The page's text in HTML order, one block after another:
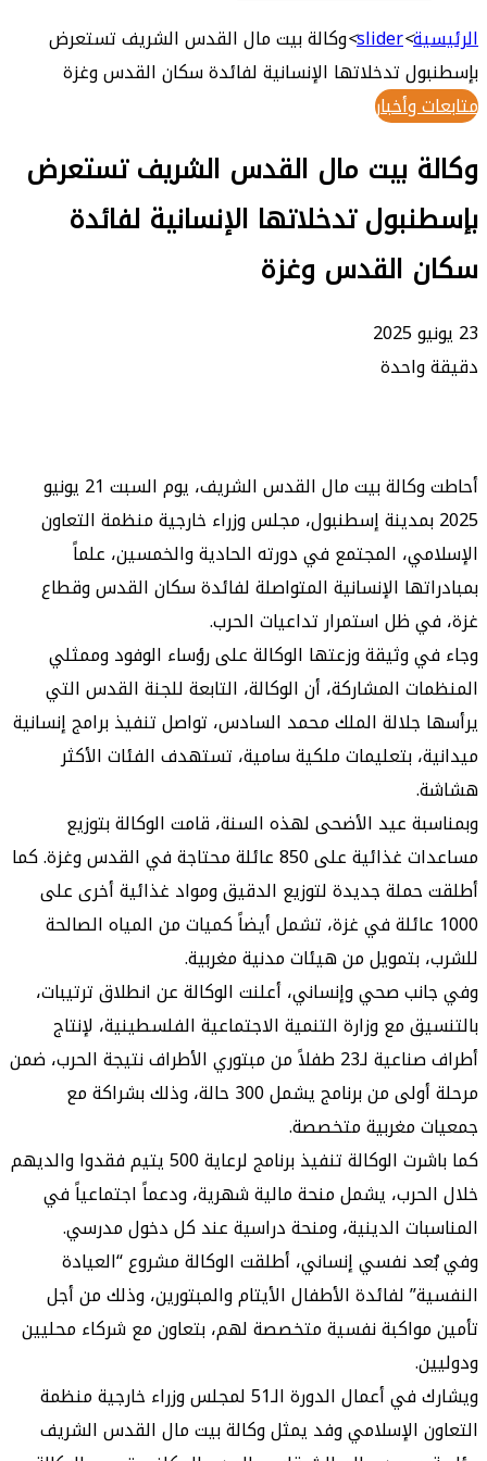
>
slider
>وكالة بيت مال القدس الشريف تستعرض
تدخلاتها الإنسانية لفائدة سكان القدس وغزة
بيت مال القدس الشريف تستعرض
تدخلاتها الإنسانية لفائدة
القدس وغزة
أحاطت وكالة بيت مال القدس الشريف، يوم السبت 21 يونيو
بمدينة إسطنبول، مجلس وزراء خارجية منظمة التعاون
المجتمع في دورته الحادية والخمسين، علماً
الإنسانية المتواصلة لفائدة سكان القدس وقطاع
ظل استمرار تداعيات الحرب.
وثيقة وزعتها الوكالة على رؤساء الوفود وممثلي
المشاركة، أن الوكالة، التابعة للجنة القدس التي
الملك محمد السادس، تواصل تنفيذ برامج إنسانية
بتعليمات ملكية سامية، تستهدف الفئات الأكثر
عيد الأضحى لهذه السنة، قامت الوكالة بتوزيع
مساعدات غذائية على 850 عائلة محتاجة في القدس وغزة. كما
جديدة لتوزيع الدقيق ومواد غذائية أخرى على
عائلة في غزة، تشمل أيضاً كميات من المياه الصالحة
من هيئات مدنية مغربية.
صحي وإنساني، أعلنت الوكالة عن انطلاق ترتيبات،
مع وزارة التنمية الاجتماعية الفلسطينية، لإنتاج
أطراف صناعية لـ23 طفلاً من مبتوري الأطراف نتيجة الحرب، ضمن
مرحلة أولى من برنامج يشمل 300 حالة، وذلك بشراكة مع
مغربية متخصصة.
كما باشرت الوكالة تنفيذ برنامج لرعاية 500 يتيم فقدوا والديهم
يشمل منحة مالية شهرية، ودعماً اجتماعياً في
الدينية، ومنحة دراسية عند كل دخول مدرسي.
نفسي إنساني، أطلقت الوكالة مشروع “العيادة
لفائدة الأطفال الأيتام والمبتورين، وذلك من أجل
نفسية متخصصة لهم، بتعاون مع شركاء محليين
ويشارك في أعمال الدورة الـ51 لمجلس وزراء خارجية منظمة
الإسلامي وفد يمثل وكالة بيت مال القدس الشريف